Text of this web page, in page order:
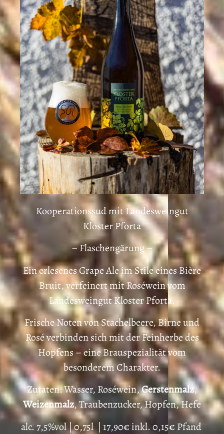
Kooperationssud mit Landesweingut
Kloster Pforta
– Flaschengärung –
Ein erlesenes Grape Ale im Stile eines Bière
Bruit, verfeinert mit Roséwein vom
Landesweingut Kloster Pforta.
Frische Noten von Stachelbeere, Birne und
Rosé verbinden sich mit der Feinherbe des
Hopfens – eine Brauspezialität vom
besonderem Charakter.
Zutaten: Wasser, Roséwein,Gerstenmalz,
Weizenmalz, Traubenzucker, Hopfen, Hefe
alc. 7,5%vol | 0,75l | 17,90€ inkl. 0,15€ Pfand